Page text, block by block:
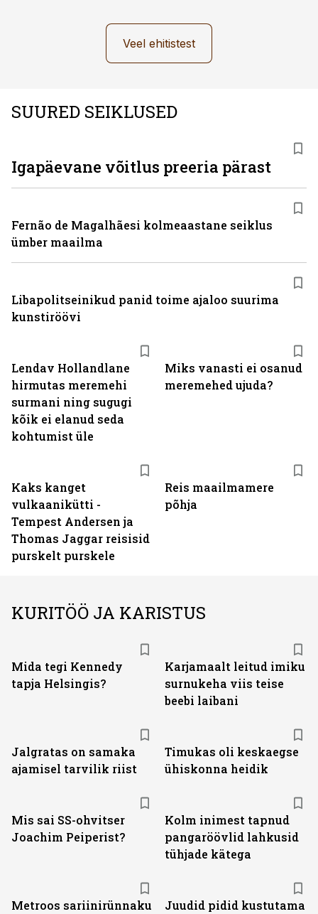
Veel ehitistest
SUURED SEIKLUSED
Lendav Hollandlane
hirmutas meremehi
surmani ning sugugi
kõik ei elanud seda
kohtumist üle
Miks vanasti ei osanud
meremehed ujuda?
Kaks kanget
vulkaanikütti -
Tempest Andersen ja
Thomas Jaggar reisisid
purskelt purskele
Reis maailmamere
põhja
Igapäevane võitlus preeria pärast
Fernão de Magalhãesi kolmeaastane seiklus
ümber maailma
Libapolitseinikud panid toime ajaloo suurima
kunstiröövi
KURITÖÖ JA KARISTUS
Mida tegi Kennedy
tapja Helsingis?
Karjamaalt leitud imiku
surnukeha viis teise
beebi laibani
Jalgratas on samaka
ajamisel tarvilik riist
Timukas oli keskaegse
ühiskonna heidik
Mis sai SS-ohvitser
Joachim Peiperist?
Kolm inimest tapnud
pangaröövlid lahkusid
tühjade kätega
Metroos sariinirünnaku Juudid pidid kustutama